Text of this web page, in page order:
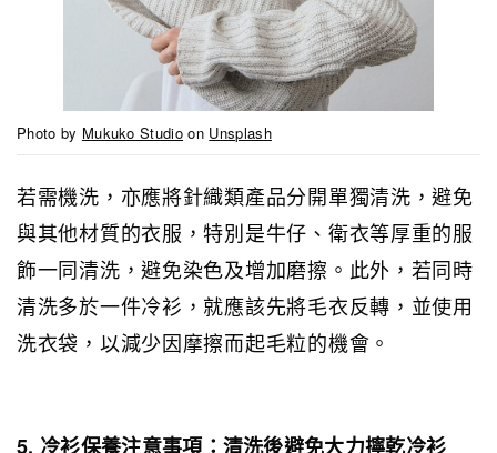
Photo by Mukuko Studio on Unsplash
若需機洗，亦應將針織類產品分開單獨清洗，避免
與其他材質的衣服，特別是牛仔、衛衣等厚重的服
飾一同清洗，避免染色及增加磨擦。此外，若同時
清洗多於一件冷衫，就應該先將毛衣反轉，並使用
洗衣袋，以減少因摩擦而起毛粒的機會。
5. 冷衫保養注意事項：清洗後避免大力擰乾冷衫